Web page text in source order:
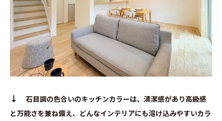
↓ 石目調の色合いのキッチンカラーは、清潔感があり高級感
と万能さを兼ね備え、どんなインテリアにも溶け込みやすいカラ